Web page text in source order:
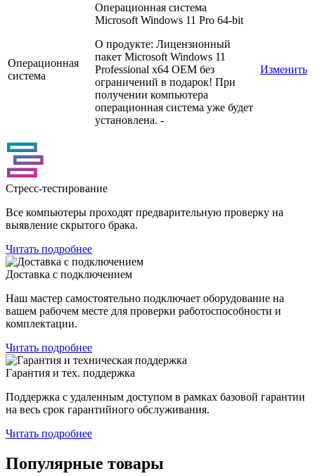
Операционная
система
Операционная система
Microsoft Windows 11 Pro 64-bit
О продукте: Лицензионный
пакет Microsoft Windows 11
Professional x64 OEM без
ограничений в подарок! При
получении компьютера
операционная система уже будет
установлена. -
Изменить
Стресс-тестирование
Все компьютеры проходят предварительную проверку на
выявление скрытого брака.
Читать подробнее
Доставка с подключением
Наш мастер самостоятельно подключает оборудование на
вашем рабочем месте для проверки работоспособности и
комплектации.
Читать подробнее
Гарантия и тех. поддержка
Поддержка с удаленным доступом в рамках базовой гарантии
на весь срок гарантийного обслуживания.
Читать подробнее
Популярные товары